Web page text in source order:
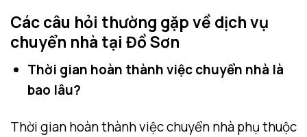
Các câu hỏi thường gặp về dịch vụ
chuyển nhà tại Đồ Sơn
Thời gian hoàn thành việc chuyển nhà là
bao lâu?
Thời gian hoàn thành việc chuyển nhà phụ thuộc